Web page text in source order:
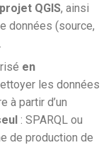
projet QGIS, ainsi
données (source,
en
les données
à partir d’un
: SPARQL ou
de production de